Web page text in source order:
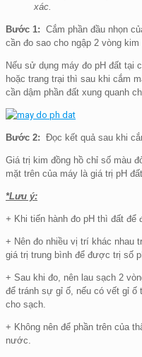
xác.
Bước 1: Cắm phần đầu nhọn
cần đo sao cho ngập 2 vòng kim
Nếu sử dụng máy đo pH đất tại
hoặc trang trại thì sau khi cắm
cần dậm phần đất xung quanh
Bước 2: Đọc kết quả sau khi
Giá trị kim đồng hồ chỉ số màu
mặt trên của máy là giá trị pH
*Lưu ý:
+ Khi tiến hành đo pH thì đất để
+ Nên đo nhiều vị trí khác nhau
giá trị trung bình để được trị số
+ Sau khi đo, nên lau sạch 2
để tránh sự gỉ ố, nếu có vết gỉ ố
cho sạch.
+ Không nên để phần trên của
nước.